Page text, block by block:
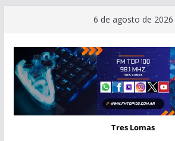
contenido
6 de agosto de 2026
Tres Lomas